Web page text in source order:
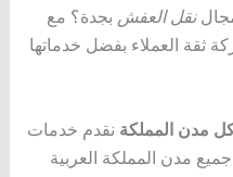
نقل العفش بجدة؟ مع
ثقة العملاء بفضل خدماتها
مدن المملكة نقدم خدمات
مدن المملكة العربية